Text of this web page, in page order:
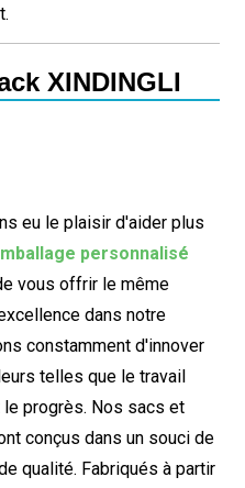
XINDINGLI
eu le plaisir d'aider plus
personnalisé
vous offrir le même
dans notre
constamment d'innover
telles que le travail
progrès. Nos sacs et
conçus dans un souci de
qualité. Fabriqués à partir